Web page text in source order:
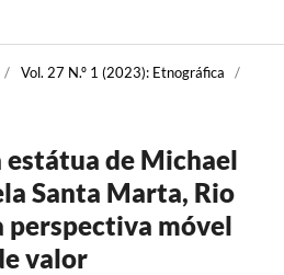
/ Vol. 27 N.º 1 (2023): Etnográfica
/
estátua de Michael
Santa Marta, Rio
perspectiva móvel
valor